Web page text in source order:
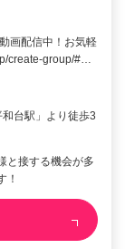
画配信中！お気軽
create-group/#…
台駅」より徒歩3
接する機会が多
！